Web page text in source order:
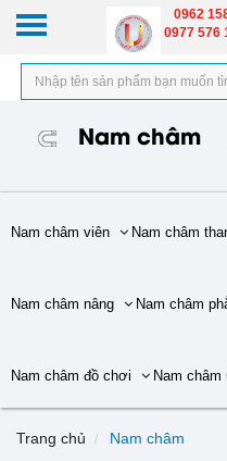
0962
0977 576
Nam châm
Nam châm viên Nam châm
Nam châm nâng Nam châm
Nam châm đồ chơi Nam châm
Trang chủ Nam châm